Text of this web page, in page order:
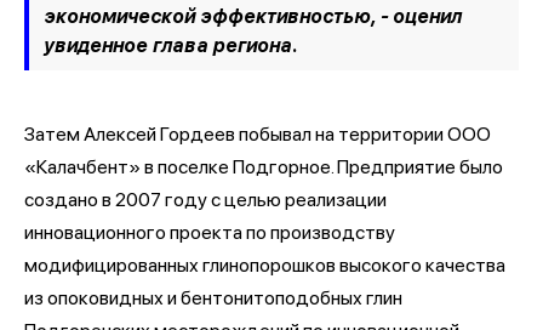
экономической эффективностью, - оценил
увиденное глава региона.
Затем Алексей Гордеев побывал на территории ООО
«Калачбент» в поселке Подгорное. Предприятие было
создано в 2007 году с целью реализации
инновационного проекта по производству
модифицированных глинопорошков высокого качества
из опоковидных и бентонитоподобных глин